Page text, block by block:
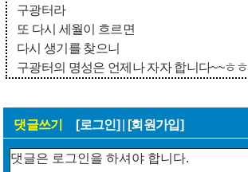
구광터라
또 다시 세월이 흐르면
다시 생기를 찾으니
구광터의 명성은 언제나 자자 합니다~~ㅎㅎ
댓글쓰기 [로그인] [회원가입]